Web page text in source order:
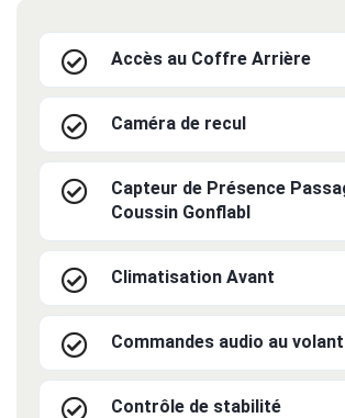
Accès au Coffre Arrière
Caméra de recul
Capteur de Présence
Coussin Gonflabl
Climatisation Avant
Commandes audio au volant
Contrôle de stabilité